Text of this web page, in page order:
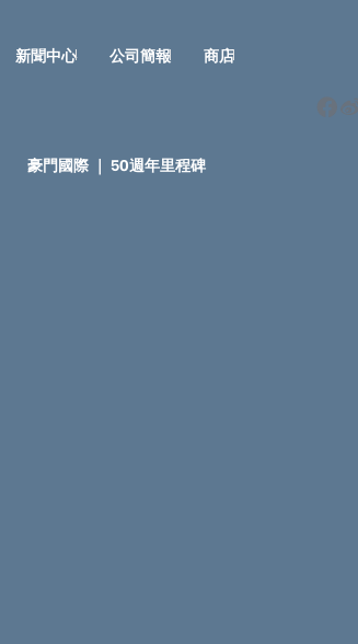
新聞中心 公司簡報 商店
豪門國際 ｜ 50週年里程碑